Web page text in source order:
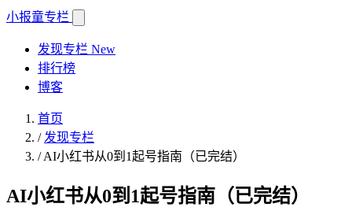
小报童专栏
发现专栏 New
排行榜
博客
首页
/ 发现专栏
/AI小红书从0到1起号指南（已完结）
AI小红书从0到1起号指南（已完结）